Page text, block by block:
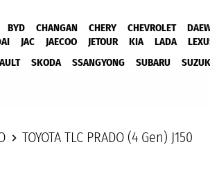
BYD CHANGAN CHERY CHEVROLET
JAC JAECOO JETOUR KIA LADA
SKODA SSANGYONG SUBARU
TOYOTA TLC PRADO (4 Gen) J150